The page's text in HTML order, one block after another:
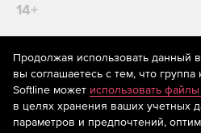
14+
На информационном ресурсе
рекомендательные технологии
предоставления информации на
систематизации и анализа
предпочтениям пользователей
Продолжая использовать данный
вы соглашаетесь с тем, что группа
Softline может использовать
в целях хранения ваших учетных
параметров и предпочтений,